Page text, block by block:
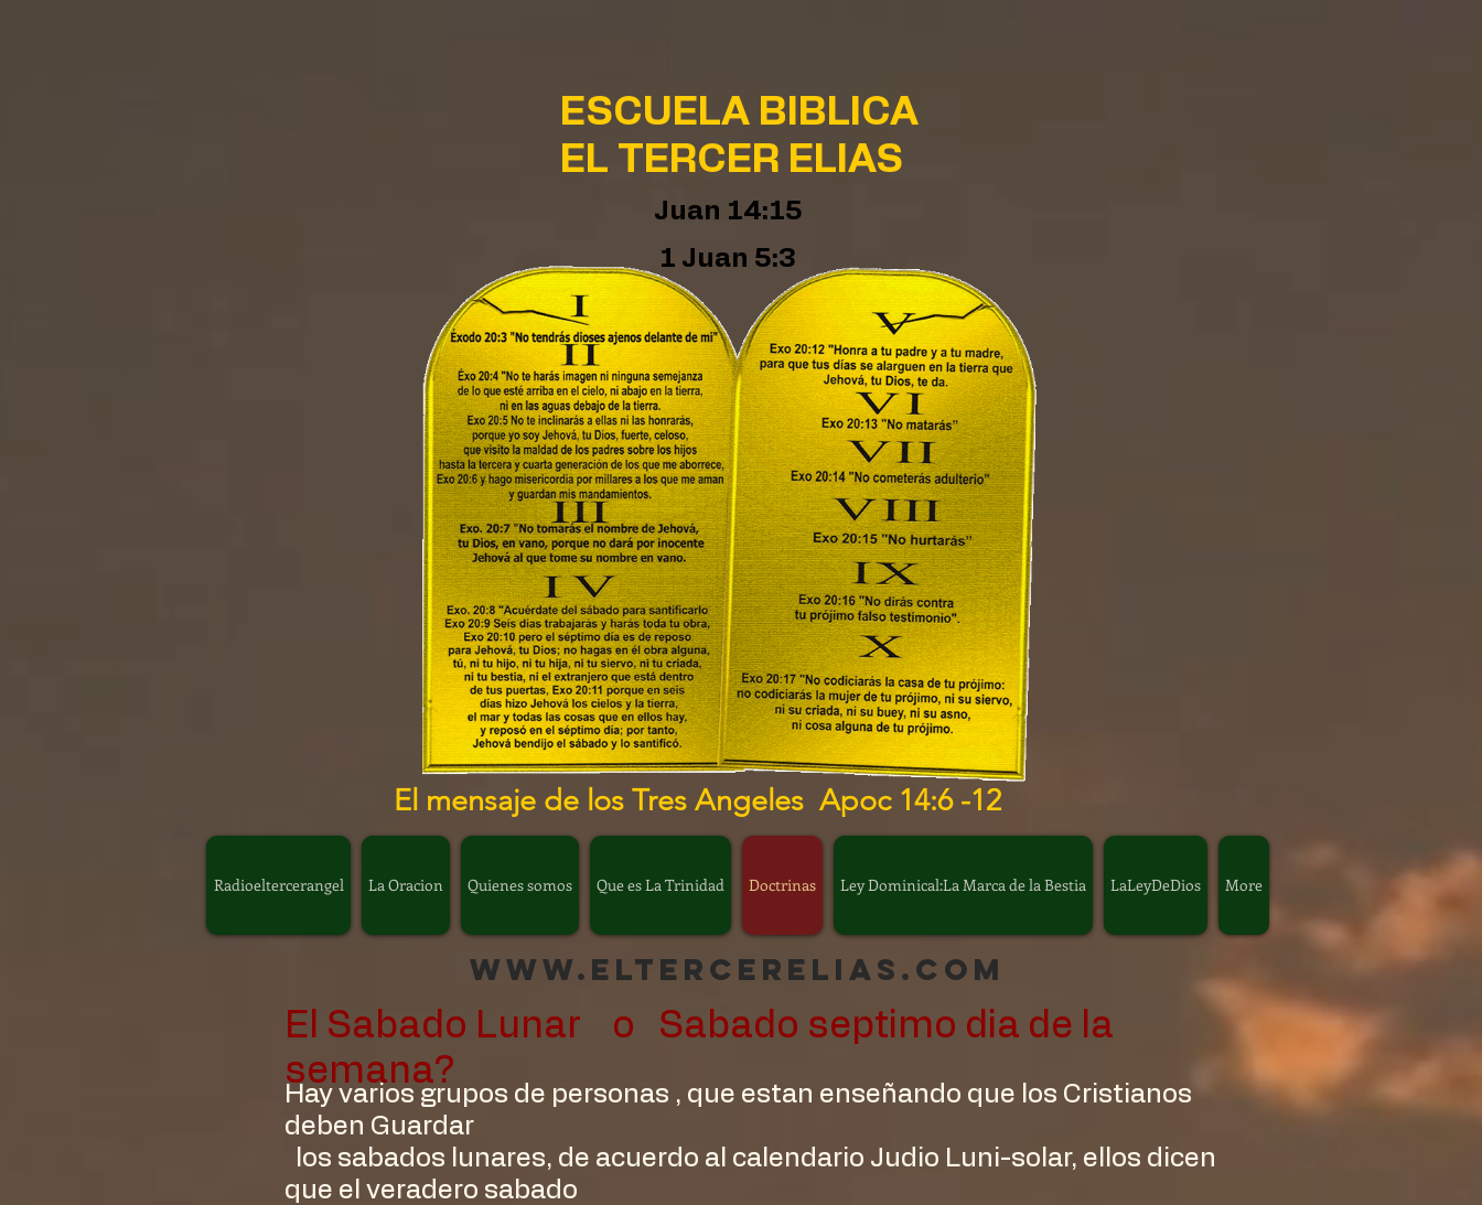
ESCUELA BIBLICA
EL TERCER ELIAS
Juan 14:15
1 Juan 5:3
El mensaje de los Tres Angeles Apoc 14:6 -12
Radioeltercerangel La Oracion Quienes somos Que es La Trinidad Doctrinas Ley Dominical:La Marca de la Bestia LaLeyDeDios More
www.eltercerelias.com
El Sabado Lunar o Sabado septimo dia de la
semana?
Hay varios grupos de personas , que estan enseñando que los Cristianos
deben Guardar
los sabados lunares, de acuerdo al calendario Judio Luni-solar, ellos dicen
que el veradero sabado